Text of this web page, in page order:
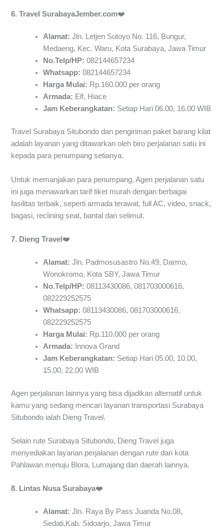
6. Travel SurabayaJember.com❤️
Alamat: Jln. Letjen Sutoyo No. 116, Bungur,
Medaeng, Kec. Waru, Kota Surabaya, Jawa Timur
No.Telp/HP: 082144657234
Whatsapp: 082144657234
Harga Mulai: Rp.160.000 per orang
Armada: Elf, Hiace
Jam Keberangkatan: Setiap Hari 06.00, 16.00 WIB
Travel Surabaya Situbondo dan pengiriman paket barang kilat
adalah layanan yang ditawarkan oleh biro perjalanan satu ini
kepada para penumpang setianya.
Untuk memanjakan para penumpang, Agen perjalanan satu
ini juga menawarkan tarif tiket murah dengan berbagai
fasilitas terbaik, seperti armada terawat, full AC, video, snack,
bagasi, reclining seat, bantal dan selimut.
7. Dieng Travel ❤️
Alamat: Jln. Padmosusastro No.49, Darmo,
Wonokromo, Kota SBY, Jawa Timur
No.Telp/HP: 08113430086, 081703000616,
082229252575
Whatsapp: 08113430086, 081703000616,
082229252575
Harga Mulai: Rp.110.000 per orang
Armada: Innova Grand
Jam Keberangkatan: Setiap Hari 05.00, 10.00,
15.00, 22.00 WIB
Agen perjalanan lainnya yang bisa dijadikan alternatif untuk
kamu yang sedang mencari layanan transportasi Surabaya
Situbondo ialah Dieng Travel.
Selain rute Surabaya Situbondo, Dieng Travel juga
menyediakan layanan perjalanan dengan rute dari kota
Pahlawan menuju Blora, Lumajang dan daerah lainnya.
8. Lintas Nusa Surabaya❤️
Alamat: Jln. Raya By Pass Juanda No.08,
Sedati,Kab. Sidoarjo, Jawa Timur